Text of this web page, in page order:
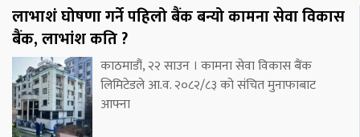
लाभाशं घोषणा गर्ने पहिलो बैंक बन्यो कामना सेवा विकास
बैंक, लाभांश कति ?
काठमाडौं, २२ साउन । कामना सेवा विकास बैंक
लिमिटेडले आ.व. २०८२/८३ को संचित मुनाफाबाट
आफ्ना